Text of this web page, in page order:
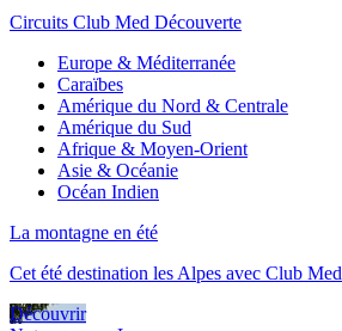
Circuits Club Med Découverte
Europe & Méditerranée
Caraïbes
Amérique du Nord & Centrale
Amérique du Sud
Afrique & Moyen-Orient
Asie & Océanie
Océan Indien
La montagne en été
Cet été destination les Alpes avec Club Med
Découvrir